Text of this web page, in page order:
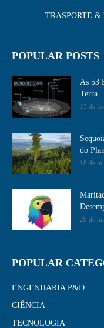
TRASPORTE
POPULAR POSTS
As 53
Terra ...
13 de
do
18 de
28 de
POPULAR
ENGENHARIA P&D
CIÊNCIA
TECNOLOGIA